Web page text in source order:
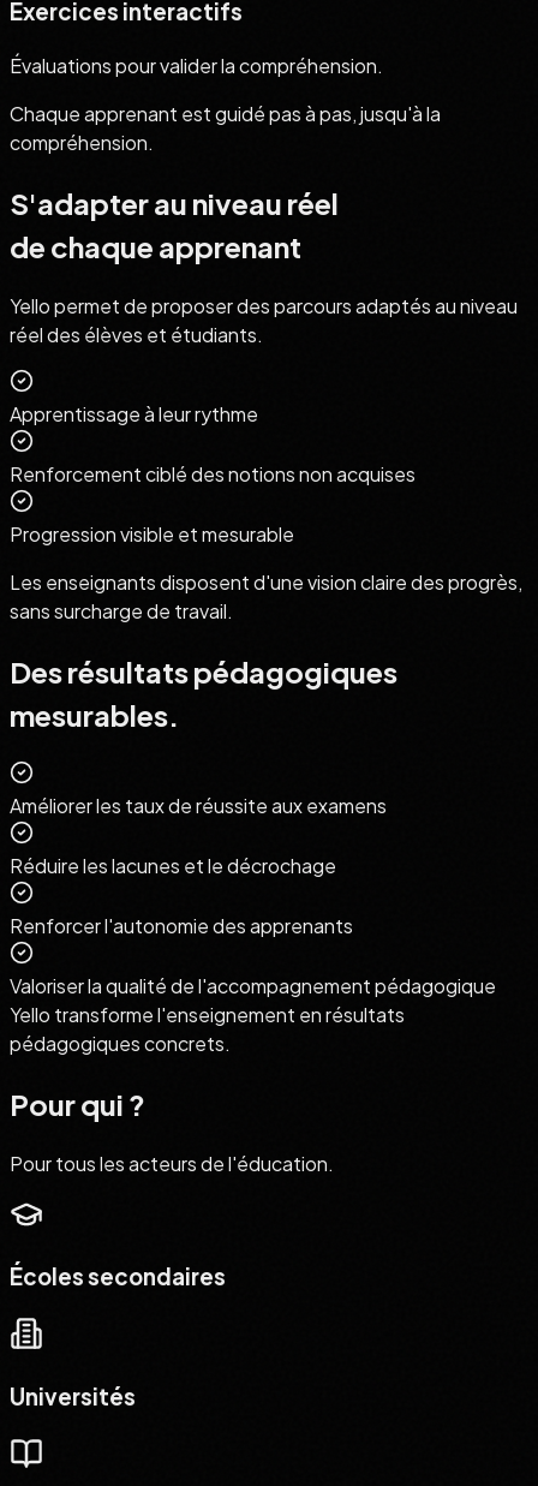
Exercices interactifs
Évaluations pour valider la compréhension.
Chaque apprenant est guidé pas à pas, jusqu'à la
compréhension.
S'adapter au niveau réel
de chaque apprenant
Yello permet de proposer des parcours adaptés au niveau
réel des élèves et étudiants.
Apprentissage à leur rythme
Renforcement ciblé des notions non acquises
Progression visible et mesurable
Les enseignants disposent d'une vision claire des progrès,
sans surcharge de travail.
Des résultats pédagogiques
mesurables.
Améliorer les taux de réussite aux examens
Réduire les lacunes et le décrochage
Renforcer l'autonomie des apprenants
Valoriser la qualité de l'accompagnement pédagogique
Yello transforme l'enseignement en résultats
pédagogiques concrets.
Pour qui ?
Pour tous les acteurs de l'éducation.
Écoles secondaires
Universités